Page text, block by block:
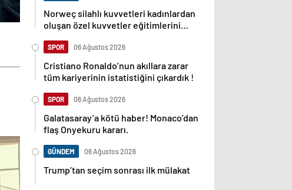
Norweç silahlı kuvvetleri kadınlardan
oluşan özel kuvvetler eğitimlerini
SPOR 06 Ağustos 2026
Cristiano Ronaldo’nun akıllara zarar
tüm kariyerinin istatistiğini çıkardık !
SPOR 06 Ağustos 2026
Galatasaray’a kötü haber! Monaco’dan
flaş Onyekuru kararı.
GÜNDEM 06 Ağustos 2026
Trump’tan seçim sonrası ilk mülakat